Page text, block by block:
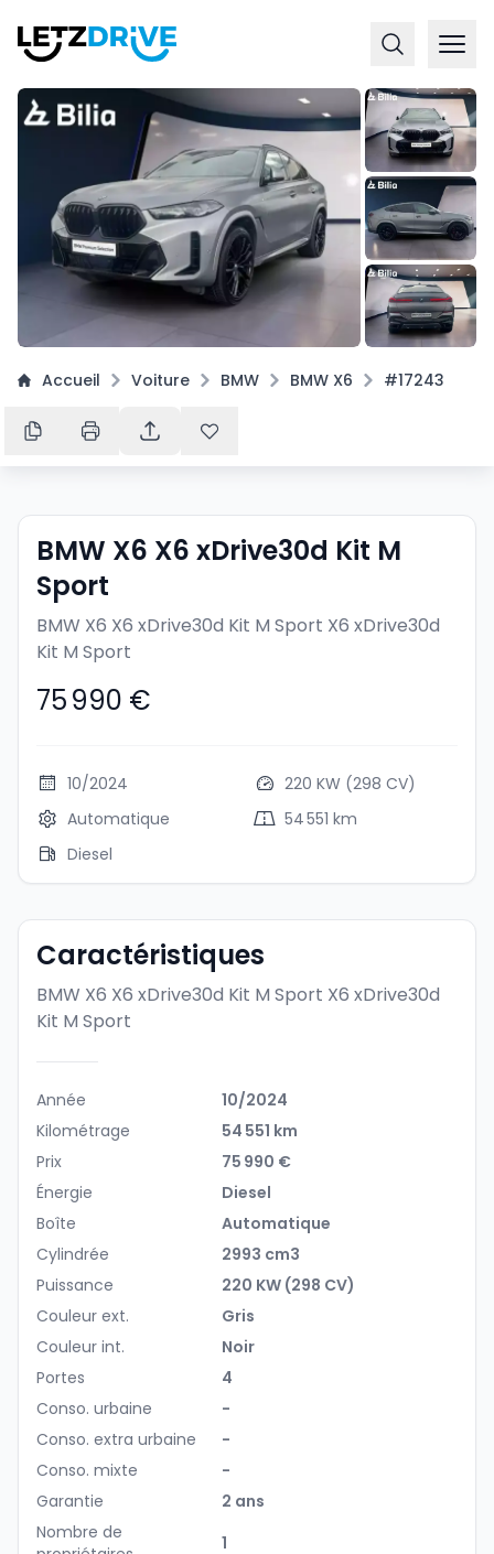
+16
Accueil Voiture BMW BMW X6 #17243
BMW X6 X6 xDrive30d Kit M
Sport
BMW X6 X6 xDrive30d Kit M Sport X6 xDrive30d
Kit M Sport
75 990 €
10/2024
220 KW (298 CV)
Automatique
54 551 km
Diesel
Caractéristiques
BMW X6 X6 xDrive30d Kit M Sport X6 xDrive30d
Kit M Sport
Année
10/2024
Kilométrage
54 551 km
Prix
75 990 €
Énergie
Diesel
Boîte
Automatique
Cylindrée
2993 cm3
Puissance
220 KW (298 CV)
Couleur ext.
Gris
Couleur int.
Noir
Portes
4
Conso. urbaine
-
Conso. extra urbaine
-
Conso. mixte
-
Garantie
2 ans
Nombre de
1